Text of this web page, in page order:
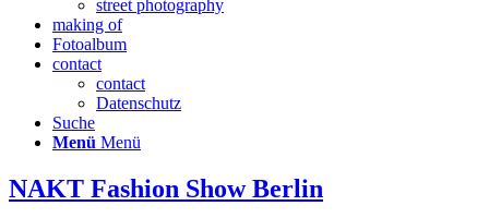
street photography
making of
Fotoalbum
contact
contact
Datenschutz
Suche
Menü Menü
NAKT Fashion Show Berlin